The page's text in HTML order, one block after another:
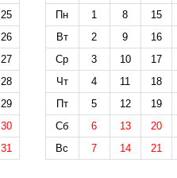
25
26
27
28
29
30
31
Пн
1 8
15
Вт
2 9
16
Ср
3 10
17
Чт
4 11
18
Пт
5 12
19
Сб
6 13
20
Вс
7 14 21